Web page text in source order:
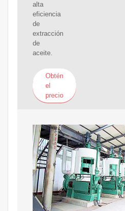
alta
eficiencia
de
extracción
de
aceite.
Obtén
el
precio